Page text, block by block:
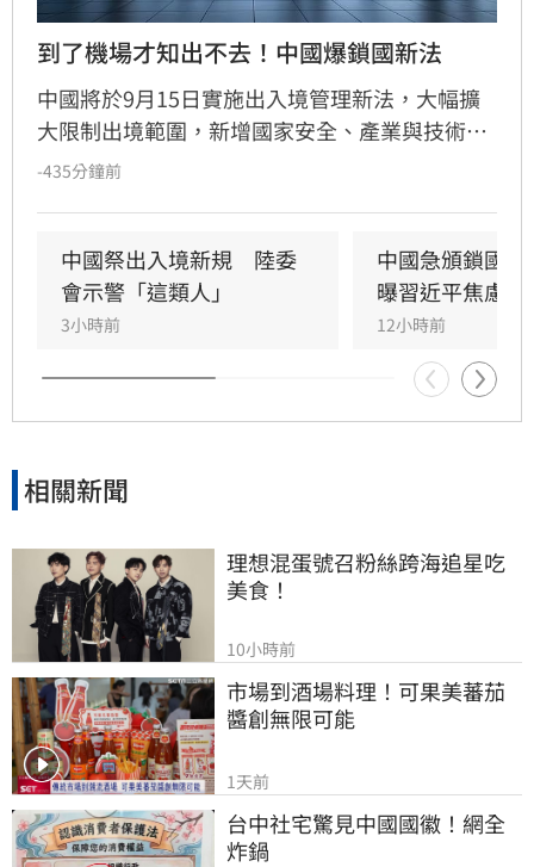
到了機場才知出不去！中國爆鎖國新法
中國將於9月15日實施出入境管理新法，大幅擴
大限制出境範圍，新增國家安全、產業與技術安
全等紅線。最引發爭議的是法規允許官方在不通
身自由裁量權完全掌握在官方手中，不僅衝擊外
商與科技人才，常往返兩岸的台商及企業高管更
是高風險群。隨著執法尺度不明，建議相關人士
須密切關注法規動向，以免在前往機場時才驚覺
被禁止出境，淪為新法祭品，人身安全與營運風
險恐顯著提升。
-435分鐘前
中國祭出入境新規　陸委
會示警「這類人」
3小時前
中國急頒鎖國
曝習近平焦慮2
12小時前
相關新聞
理想混蛋號召粉絲跨海追星吃
美食！
10小時前
市場到酒場料理！可果美蕃茄
醬創無限可能
1天前
台中社宅驚見中國國徽！網全
炸鍋